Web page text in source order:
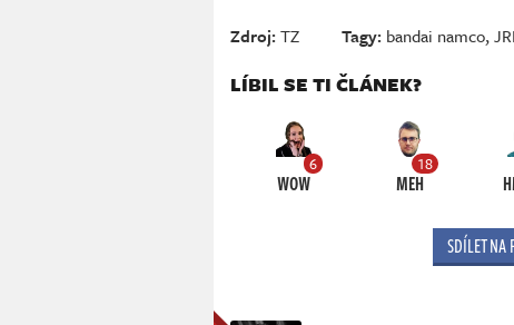
Zdroj:TZ Tagy: bandai namco,
LÍBIL SE TI ČLÁNEK?
6
WOW
18
MEH
SDÍLET NA